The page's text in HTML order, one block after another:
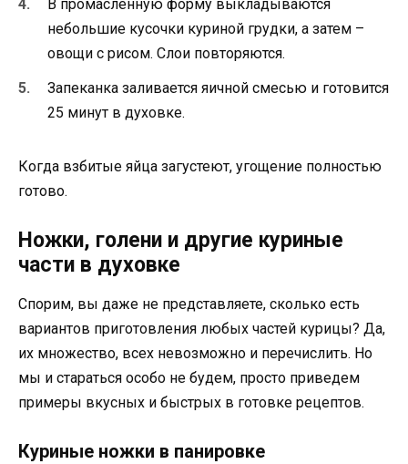
В промасленную форму выкладываются
небольшие кусочки куриной грудки, а затем –
овощи с рисом. Слои повторяются.
Запеканка заливается яичной смесью и готовится
25 минут в духовке.
Когда взбитые яйца загустеют, угощение полностью
готово.
Ножки, голени и другие куриные
части в духовке
Спорим, вы даже не представляете, сколько есть
вариантов приготовления любых частей курицы? Да,
их множество, всех невозможно и перечислить. Но
мы и стараться особо не будем, просто приведем
примеры вкусных и быстрых в готовке рецептов.
Куриные ножки в панировке